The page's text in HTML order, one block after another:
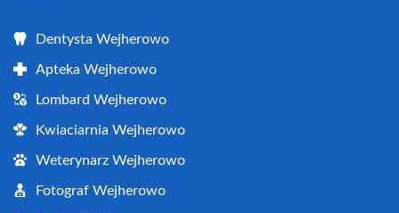
Dentysta Wejherowo
Apteka Wejherowo
Lombard Wejherowo
Kwiaciarnia Wejherowo
Weterynarz Wejherowo
Fotograf Wejherowo